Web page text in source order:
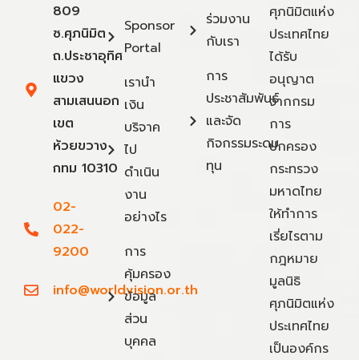
809
ซ.ศุภนิมิต
ถ.ประชาอุทิศ
แขวง
สามเสนนอก
เขต
ห้วยขวาง
กทม 10310
02-
022-
9200
info@worldvision.or.th
Sponsor
Portal
เรานำ
เงิน
บริจาค
ไป
ดำเนิน
งาน
อย่างไร
การ
คุ้มครอง
ข้อมูล
ส่วน
บุคคล
ร่วมงาน
กับเรา
การ
ประชาสัมพันธ์
และจัด
กิจกรรมระดม
ทุน
ศุภนิมิตแห่ง
ประเทศไทย
ได้รับ
อนุญาต
จากกรม
การ
ปกครอง
กระทรวง
มหาดไทย
ให้ทำการ
เรี่ยไรตาม
กฎหมาย
มูลนิธิ
ศุภนิมิตแห่ง
ประเทศไทย
เป็นองค์กร